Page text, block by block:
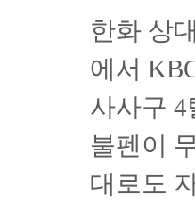
한화 상
에서
사사구
불펜이
대로도